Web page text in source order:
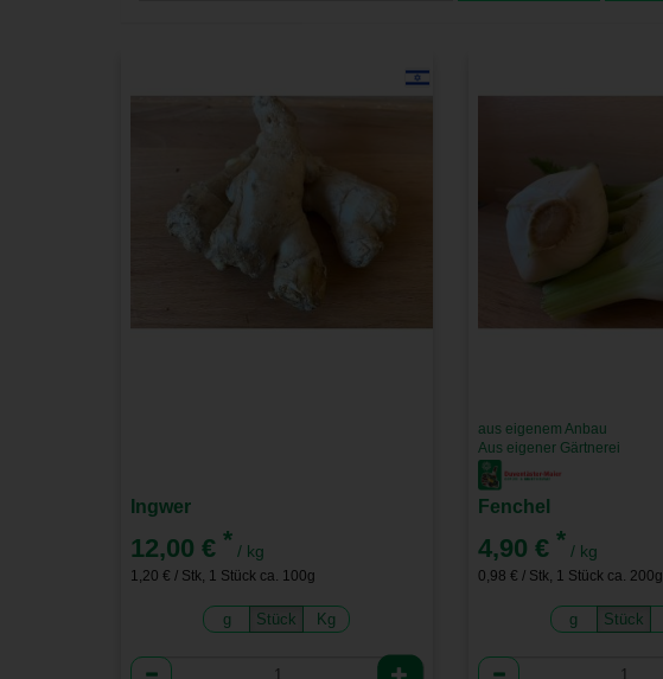
Ingwer
12,00 € * / kg
1,20 € / Stk, 1 Stück ca. 100g
g Stück Kg
Anzahl
aus eigenem Anbau
Aus eigener Gärtnerei
Fenchel
4,90 €* / kg
0,98 € / Stk, 1 Stück ca. 200g
g Stück
Anzahl